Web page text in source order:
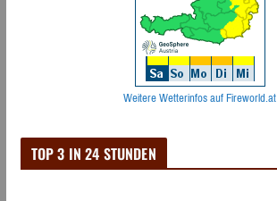
Weitere Wetterinfos auf Fireworld.at
TOP 3 IN 24 STUNDEN